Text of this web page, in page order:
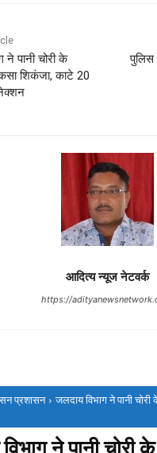
ने पानी चोरी के
शिकंजा, काटे 20
पुलिस
आदित्य न्यूज नेटवर्क
https://